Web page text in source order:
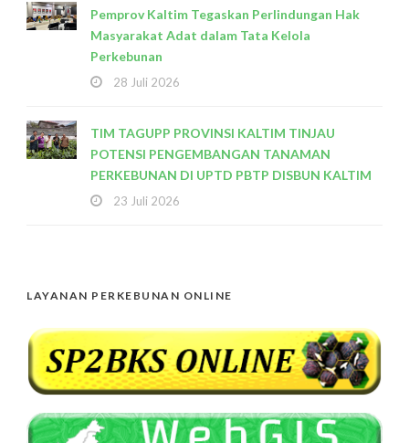
Pemprov Kaltim Tegaskan Perlindungan Hak
Masyarakat Adat dalam Tata Kelola
Perkebunan
28 Juli 2026
TIM TAGUPP PROVINSI KALTIM TINJAU
POTENSI PENGEMBANGAN TANAMAN
PERKEBUNAN DI UPTD PBTP DISBUN KALTIM
23 Juli 2026
LAYANAN PERKEBUNAN ONLINE